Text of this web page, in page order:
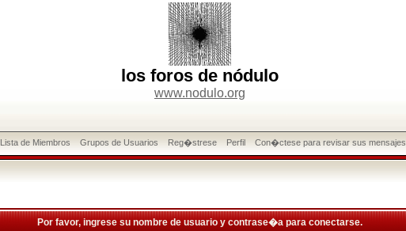
los foros de nódulo
www.nodulo.org
Lista de Miembros Grupos de Usuarios Reg�strese Perfil Con�ctese para revisar sus mensajes
Por favor, ingrese su nombre de usuario y contrase�a para conectarse.